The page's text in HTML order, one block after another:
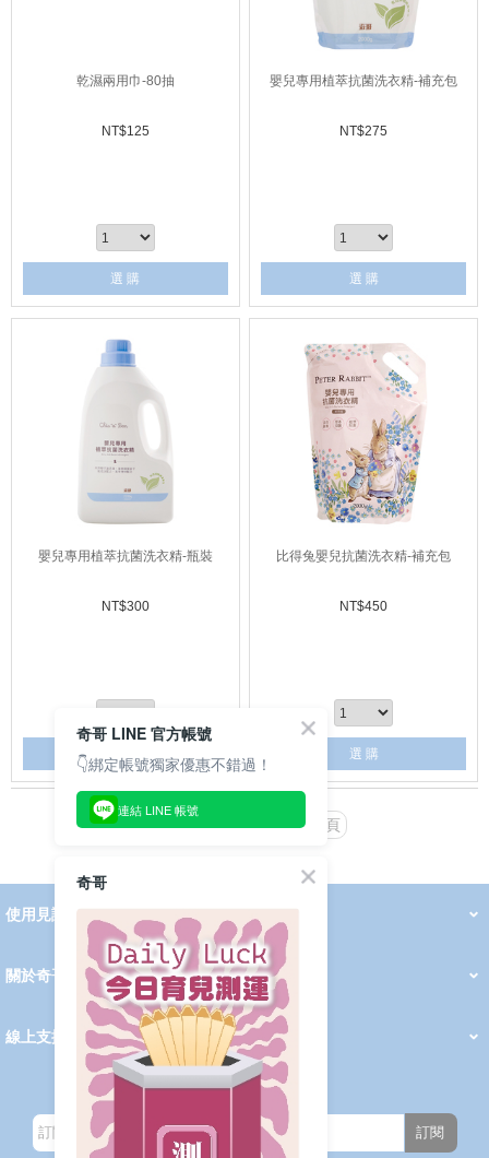
乾濕兩用巾-80抽
NT$125
選 購
嬰兒專用植萃抗菌洗衣精-補充包
NT$275
選 購
嬰兒專用植萃抗菌洗衣精-瓶裝
NT$300
選 購
比得兔嬰兒抗菌洗衣精-補充包
NT$450
選 購
上一頁 下一頁
使用見證 線上DM
2026 PADDINGTON 春夏服飾
2026 Peter Rabbit 春夏服飾
2026 CHIC BASICS春夏服飾
2026 Chic“a”Bon 派對禮服系列
2026 Chic“a”Bon 春夏服飾
媽咪購物指南
關於奇哥
奇哥的故事
育兒資訊站
會員中心
會員權益說明
我的帳戶
訂單查詢
紅利點數
修改會員資料
活動報名
線上支援
隱私權聲明
保固卡登錄
訂閱電子報
訂閱
奇哥 LINE 官方帳號
👇綁定帳號獨家優惠不錯過！
連結 LINE 帳號
奇哥